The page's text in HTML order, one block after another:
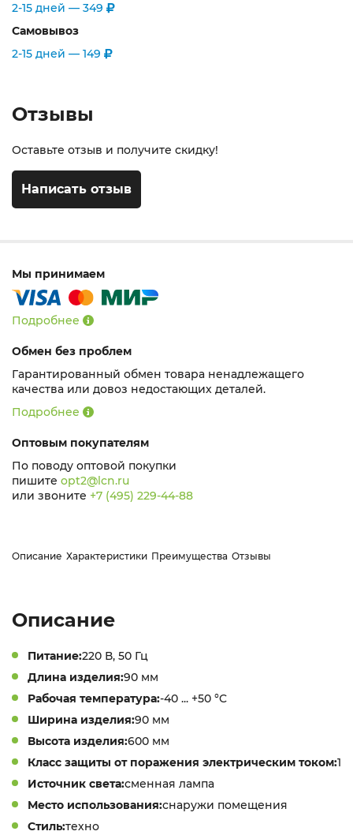
2-15 дней — 349
Самовывоз
2-15 дней — 149
Отзывы
Оставьте отзыв и получите скидку!
Написать отзыв
Мы принимаем
Подробнее
Обмен без проблем
Гарантированный обмен товара ненадлежащего
качества или довоз недостающих деталей.
Подробнее
Оптовым покупателям
По поводу оптовой покупки
пишите opt2@lcn.ru
или звоните +7 (495) 229-44-88
Описание Характеристики Преимущества Отзывы
Описание
Питание:220 В, 50 Гц
Длина изделия:90 мм
Рабочая температура:-40 ... +50 °C
Ширина изделия:90 мм
Высота изделия:600 мм
Класс защиты от поражения электрическим током:1
Источник света:сменная лампа
Место использования:снаружи помещения
Стиль:техно